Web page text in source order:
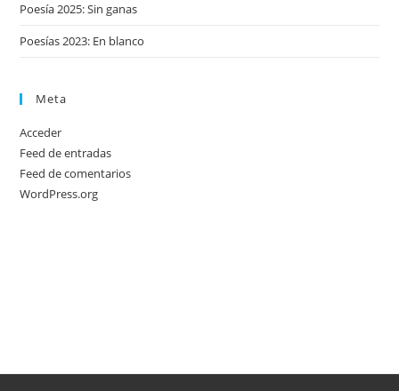
Poesía 2025: Sin ganas
Poesías 2023: En blanco
Meta
Acceder
Feed de entradas
Feed de comentarios
WordPress.org